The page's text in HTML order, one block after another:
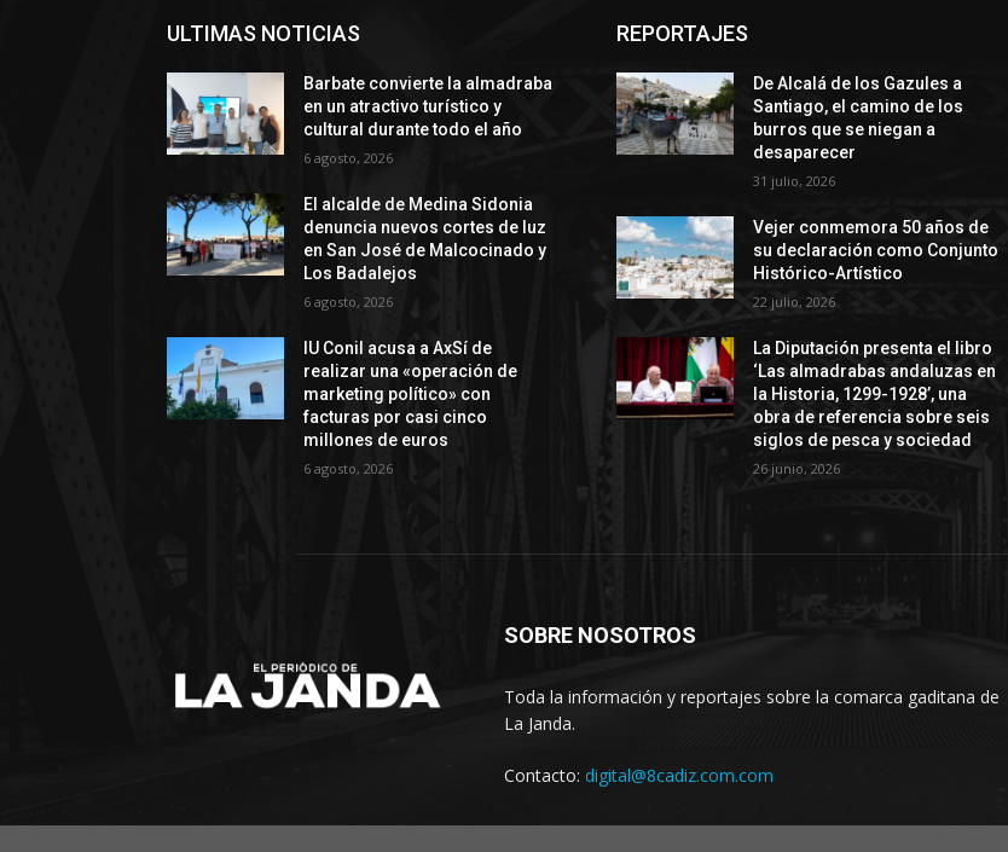
ULTIMAS NOTICIAS
Barbate convierte la almadraba
en un atractivo turístico y
cultural durante todo el año
6 agosto, 2026
El alcalde de Medina Sidonia
denuncia nuevos cortes de luz
en San José de Malcocinado y
Los Badalejos
6 agosto, 2026
IU Conil acusa a AxSí de
realizar una «operación de
marketing político» con
facturas por casi cinco
millones de euros
6 agosto, 2026
REPORTAJES
De Alcalá de los Gazules a
Santiago, el camino de los
burros que se niegan a
desaparecer
31 julio, 2026
Vejer conmemora 50 años de
su declaración como Conjunto
Histórico-Artístico
22 julio, 2026
La Diputación presenta el libro
‘Las almadrabas andaluzas en
la Historia, 1299-1928’, una
obra de referencia sobre seis
siglos de pesca y sociedad
26 junio, 2026
SOBRE NOSOTROS
Toda la información y reportajes sobre la comarca gaditana de
La Janda.
Contacto: digital@8cadiz.com.com